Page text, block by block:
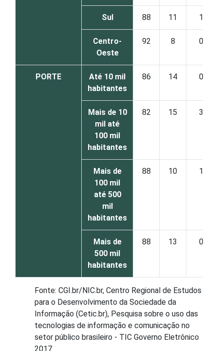
Sul 88 11 1
Centro-
Oeste
92 8 0
PORTE
Até 10 mil
habitantes
86 14 0
Mais de 10
mil até
100 mil
habitantes
82 15 3
Mais de
100 mil
até 500
mil
habitantes
88 10 1
Mais de
500 mil
habitantes
88 13 0
Fonte: CGI.br/NIC.br, Centro Regional de Estudos
para o Desenvolvimento da Sociedade da
Informação (Cetic.br), Pesquisa sobre o uso das
tecnologias de informação e comunicação no
setor público brasileiro - TIC Governo Eletrônico
2017